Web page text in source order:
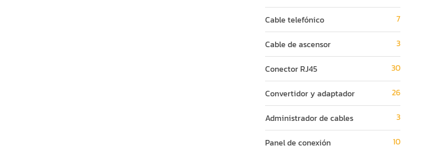
Cable telefónico 7
Cable de ascensor 3
Conector RJ45 30
Convertidor y adaptador 26
Administrador de cables 3
Panel de conexión 10